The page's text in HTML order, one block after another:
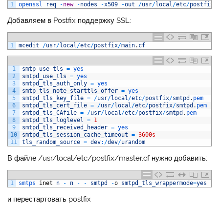
1 openssl req -new -nodes -x509 -out /usr/local /etc/postfix
Добавляем в Postfix поддержку SSL:
1 mcedit /usr/local /etc/postfix/main. cf
1
2
3
4
5
6
7
8
9
10
11
smtp_use_tls = yes
smtpd_use_tls = yes
smtpd_tls_auth_only = yes
smtp_tls_note_starttls_offer = yes
smtpd_tls_key_file = /usr/local /etc/postfix/smtpd . pem
smtpd_tls_cert_file = /usr/local /etc/postfix/smtpd . pem
smtpd_tls_CAfile = /usr/local /etc/postfix/smtpd . pem
smtpd_tls_loglevel
= 1
smtpd_tls_received_header = yes
smtpd_tls_session_cache_timeout = 3600s
tls_random_source = dev: /dev/urandom
В файле /usr/local/etc/postfix/master.cf нужно добавить:
1 smtps inet n - n - - smtpd -o smtpd_tls_wrappermode=yes
и перестартовать postfix